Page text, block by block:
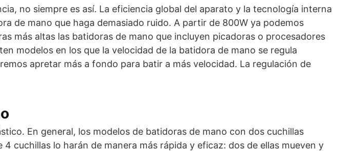
no siempre es así. La eficiencia global del aparato y la tecnología interna
de mano que haga demasiado ruido. A partir de 800W ya podemos
más altas las batidoras de mano que incluyen picadoras o procesadores
modelos en los que la velocidad de la batidora de mano se regula
apretar más a fondo para batir a más velocidad. La regulación de
En general, los modelos de batidoras de mano con dos cuchillas
cuchillas lo harán de manera más rápida y eficaz: dos de ellas mueven y